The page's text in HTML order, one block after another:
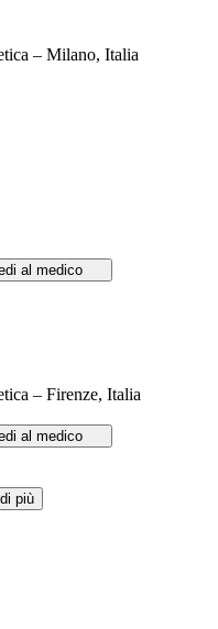
– Milano, Italia
al medico
– Firenze, Italia
al medico
più